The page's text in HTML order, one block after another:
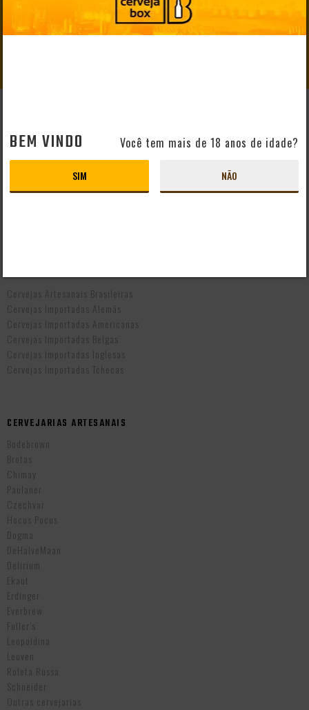
Perguntas Frequentes
Mapa do Site
Formas de Pagamento
Taxas de Entrega
CERVEJAS POR PAÍS
Cervejas Artesanais Brasileiras
Cervejas Importadas Alemãs
Cervejas Importadas Americanas
Cervejas Importadas Belgas
Cervejas Importadas Inglesas
Cervejas Importadas Tchecas
CERVEJARIAS ARTESANAIS
Bodebrown
Brotas
Chimay
Paulaner
Czechvar
Hocus Pocus
Dogma
DeHalveMaan
Delirium
Ekaut
Erdinger
Everbrew
Fuller’s
Leopoldina
Leuven
Roleta Russa
Schneider
Outras cervejarias
BEM VINDO Você tem mais de 18 anos de idade?
SIM NÃO